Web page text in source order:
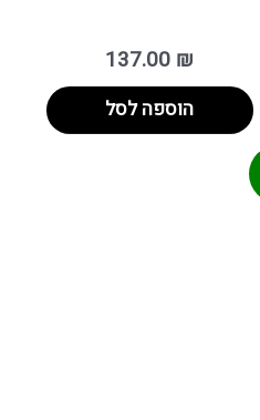
137.00 ₪
הוספה לסל